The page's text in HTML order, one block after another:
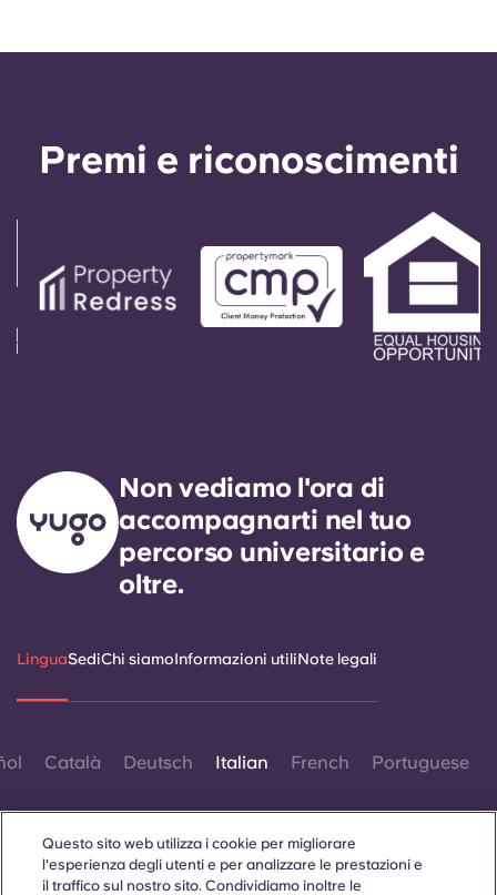
Premi e riconoscimenti
Non vediamo l'ora di
accompagnarti nel tuo
percorso universitario e
oltre.
LinguaSediChi siamoInformazioni utiliNote legali
Català Deutsch Italian French Portuguese
Questo sito web utilizza i cookie per migliorare
l'esperienza degli utenti e per analizzare le prestazioni e
il traffico sul nostro sito. Condividiamo inoltre le